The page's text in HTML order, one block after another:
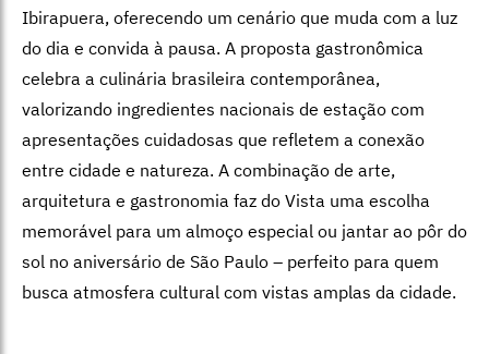
Ibirapuera, oferecendo um cenário que muda com a luz
do dia e convida à pausa. A proposta gastronômica
celebra a culinária brasileira contemporânea,
valorizando ingredientes nacionais de estação com
apresentações cuidadosas que refletem a conexão
entre cidade e natureza. A combinação de arte,
arquitetura e gastronomia faz do Vista uma escolha
memorável para um almoço especial ou jantar ao pôr do
sol no aniversário de São Paulo – perfeito para quem
busca atmosfera cultural com vistas amplas da cidade.